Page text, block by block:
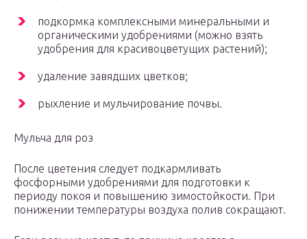
подкормка комплексными минеральными и
органическими удобрениями (можно взять
удобрения для красивоцветущих растений);
удаление завядших цветков;
рыхление и мульчирование почвы.
Мульча для роз
После цветения следует подкармливать
фосфорными удобрениями для подготовки к
периоду покоя и повышению зимостойкости. При
понижении температуры воздуха полив сокращают.